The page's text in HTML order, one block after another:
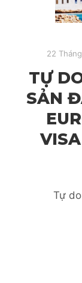
22
TỰ
SẢN
Tự